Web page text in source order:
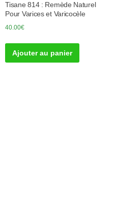
Tisane 814 : Remède Naturel
Pour Varices et Varicocèle
40.00€
Ajouter au panier